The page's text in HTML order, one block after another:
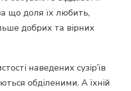
що доля їх любить,
добрих та вірних
наведених сузір’їв
обділеними. А їхній